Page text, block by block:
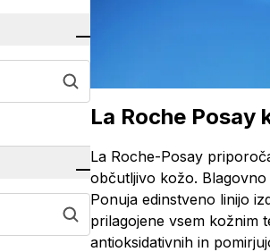
La Roche Posay
La Roche-Posay
občutljivo kožo.
Ponuja edinstveno linijo
prilagojene vsem kožnim
antioksidativnih in